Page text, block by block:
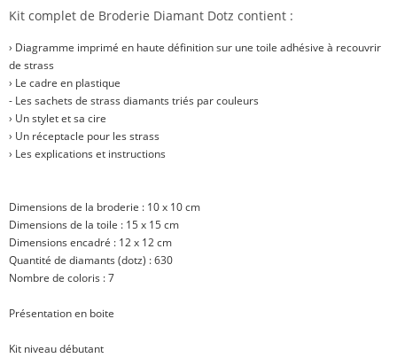
Kit complet de Broderie Diamant Dotz contient :
› Diagramme imprimé en haute définition sur une toile adhésive à recouvrir
de strass
› Le cadre en plastique
- Les sachets de strass diamants triés par couleurs
› Un stylet et sa cire
› Un réceptacle pour les strass
› Les explications et instructions
Dimensions de la broderie : 10 x 10 cm
Dimensions de la toile : 15 x 15 cm
Dimensions encadré : 12 x 12 cm
Quantité de diamants (dotz) : 630
Nombre de coloris : 7
Présentation en boite
Kit niveau débutant